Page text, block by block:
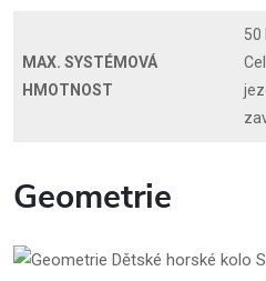
MAX. SYSTÉMOVÁ
HMOTNOST
50
Geometrie